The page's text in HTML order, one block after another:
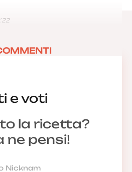
e voti
la ricetta?
ne pensi!